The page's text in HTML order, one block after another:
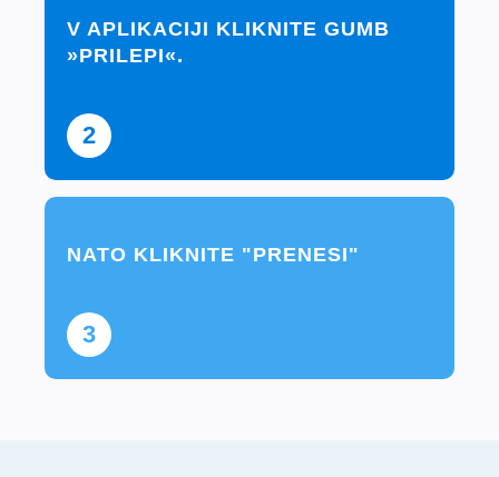
2
V APLIKACIJI KLIKNITE GUMB
»PRILEPI«.
3
NATO KLIKNITE "PRENESI"